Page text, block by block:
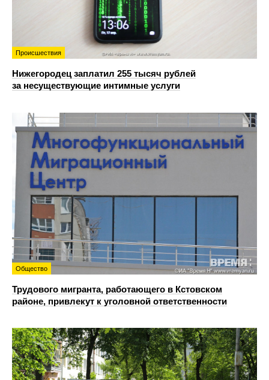
Происшествия
Нижегородец заплатил 255 тысяч рублей
за несуществующие интимные услуги
Общество
Трудового мигранта, работающего в Кстовском
районе, привлекут к уголовной ответственности